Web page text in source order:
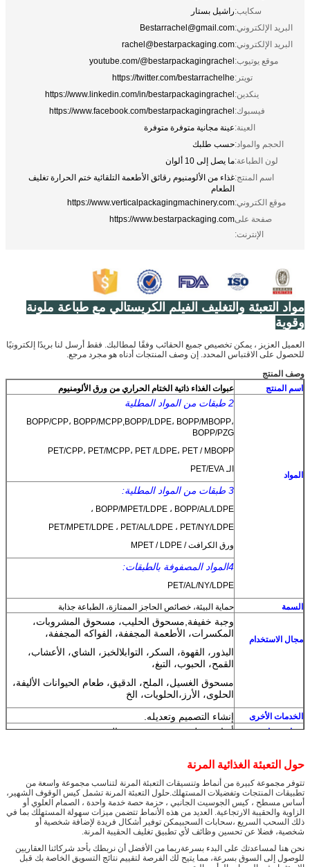
سكايب:راشيل بستار
البريد الإلكتروني:Bestarrachel@gmail.com
البريد الإلكتروني:rachel@bestarpackaging.com
موقع يوتيوب:youtube.com/@bestarpackagingrachel
تويتر:https://twitter.com/bestarrachelhe
ينكدين:https://www.linkedin.com/in/bestarpackagingrachel
فيسبوك:https://www.facebook.com/bestarpackagingrachel
العينة:عينة مجانية متوفرة متوفرة
الحجم والمواد:حسب طلبك
لون الطباعة:ما يصل إلى 10 ألوان
اسم المنتج:غذاء من الألومنيوم رقائق الأطعمة التلقائية ختم الحرارة تغليف
الطعام
موقع الكتروني:https://www.verticalpackagingmachinery.com
صفحة على
الإنترنت:
https://www.bestarpackaging.com
مواد التعبئة والتغليف الفيلم الكريستالي مع طباعة ملونة
وقوية
العميل العزيز ، يمكن تخصيص جميع الحقائب وفقًا لمطالبك. فقط أرسل لنا بريدًا إلكترونيًا
للحصول على الاقتباس المحدد. إن وصف المنتجات أدناه هو مجرد مرجع.
وصف المنتج
اسم المنتج
عبوات الغذاء ذاتية الختام الحراري من ورق الألومنيوم
المواد
2 طبقات من المواد المطلية
BOPP/CPP، BOPP/MCPP BOPP/LDPE، BOPP/MBOPP،
BOPP/PZG
PET/CPP، PET/MCPP، PET /LDPE، PET / MBOPP
الـ PET/EVA
3 طبقات من المواد المطلية:
BOPP/MPET/LDPE ، BOPP/AL/LDPE ،
PET/MPET/LDPE ، PET/AL/LDPE ، PET/NY/LDPE
ورق الكرافت / MPET / LDPE
4المواد المصفوفة بالطبقات:
PET/AL/NY/LDPE
السمة حماية البيئة، خصائص الحاجز الممتازة، الطباعة جذابة
مجال الاستخدام
وجبة خفيفة مسحوق الحليب، مسحوق المشروبات،
المكسرات، الأطعمة المجففة، الفواكه المجففة،
البذور، القهوة، السكر، التوابلالخبز، الشاي، الأعشاب،
القمح، الحبوب، التبغ،
مسحوق الغسيل، الملح، الدقيق، طعام الحيوانات الأليفة،
الحلوى، الأرز،الحلويات، الخ
الخدمات الأخرى إنشاء التصميم وتعديله.
عينات مجانية أنواع مختلفة متوفرة مع جمع الشحن
ملاحظة
الخاصة بك، لذلك يرجى
من فضلكم أخبرونا المادة، السماكة، الحجم، لون الطباعة
والمتطلبات الأخرى التي تفضلهاوسيتم تقديم العرض
الخاص
إذا كنت لا تعرف المعلومات التفصيلية، ونحن يمكن أن
تعطيك اقتراحات.
2) يمكننا توفير
عينات مماثلة مجانية، لكنرسوم العينة
حول التعبئة الغذائية المرنة
تتوفر مجموعة كبيرة من أنماط وتنسيقات التعبئة المرنة لتناسب مجموعة واسعة من
تطبيقات المنتجات وتفضيلات المستهلك.حلول التعبئة المرنة تشمل كيس الوقوف الشهير،
أساس مسطح ، كيس الجوسيت الجانبي ، حزمة حصة خدمة واحدة ، الصمام العلوي أو
الزاوية والحقيبة الارتجاعية. العديد من هذه الأنماط تتضمن ميزات سهولة المستهلك بما في
ذلك السحب السريع ،سحابات السحبيمكن توفير أشكال فريدة لإضافة شخصية أو
شخصية، فضلا عن تحسين وظائف لأي تطبيق تغليف الحقيبة المرنة.
نحن هنا لمساعدتك على البدء بسرعةربما من الأفضل أن نربطك بأحد شركائنا العقاريين
للوصول إلى السوق بسرعة، مما يتيح لك الفرصة لتقييم نتائج التسويق الخاصة بك قبل